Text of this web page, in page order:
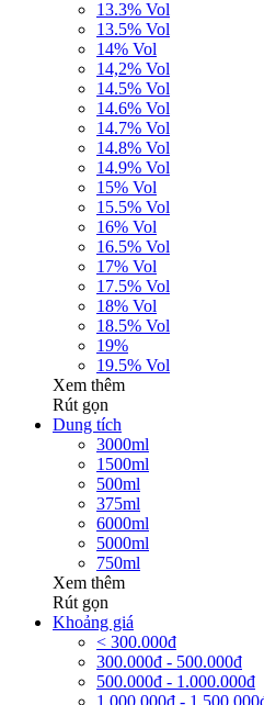
13.3% Vol
13.5% Vol
14% Vol
14,2% Vol
14.5% Vol
14.6% Vol
14.7% Vol
14.8% Vol
14.9% Vol
15% Vol
15.5% Vol
16% Vol
16.5% Vol
17% Vol
17.5% Vol
18% Vol
18.5% Vol
19%
19.5% Vol
Xem thêm
Rút gọn
Dung tích
3000ml
1500ml
500ml
375ml
6000ml
5000ml
750ml
Xem thêm
Rút gọn
Khoảng giá
< 300.000đ
300.000đ - 500.000đ
500.000đ - 1.000.000đ
1.000.000đ -